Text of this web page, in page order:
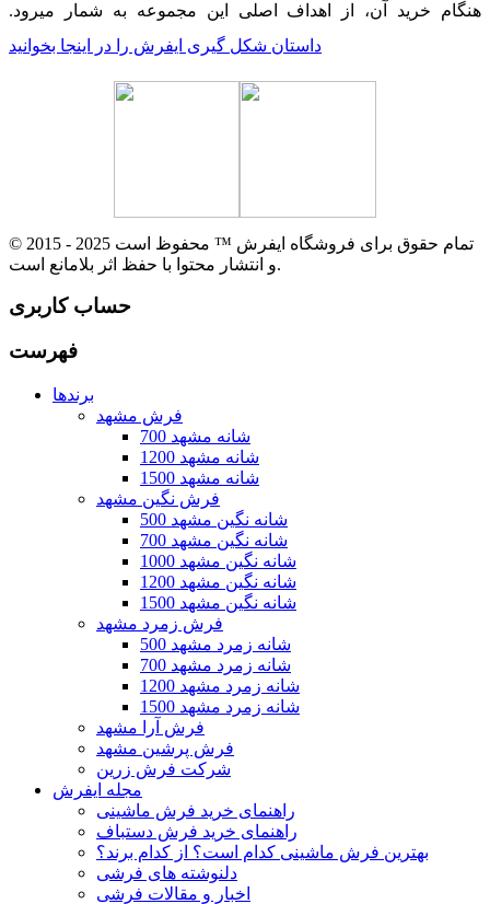
هنگام خرید آن، از اهداف اصلی این مجموعه به شمار میرود.
داستان شکل گیری ایفرش را در اینجا بخوانید
© 2015 - 2025 تمام حقوق برای فروشگاه ایفرش ™ محفوظ است
و انتشار محتوا با حفظ اثر بلامانع است.
حساب کاربری
فهرست
برندها
فرش مشهد
700 شانه مشهد
1200 شانه مشهد
1500 شانه مشهد
فرش نگین مشهد
500 شانه نگین مشهد
700 شانه نگین مشهد
1000 شانه نگین مشهد
1200 شانه نگین مشهد
1500 شانه نگین مشهد
فرش زمرد مشهد
500 شانه زمرد مشهد
700 شانه زمرد مشهد
1200 شانه زمرد مشهد
1500 شانه زمرد مشهد
فرش آرا مشهد
فرش پرشین مشهد
شرکت فرش زرین
مجله ایفرش
راهنمای خرید فرش ماشینی
راهنمای خرید فرش دستباف
بهترین فرش ماشینی کدام است؟ از کدام برند؟
دلنوشته های فرشی
اخبار و مقالات فرشی